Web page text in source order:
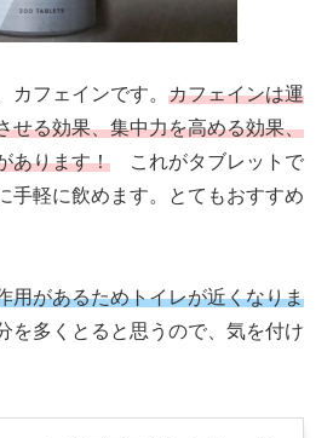
カフェインです。 カフェインは運
せる効果、集中力を高める効果、
あります！ これがタブレットで
手軽に飲めます。とてもおすすめ
用があるためトイレが近くなりま
を多くとると思うので、気を付け